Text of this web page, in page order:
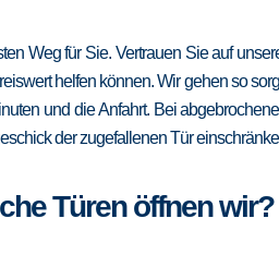
Weg für Sie. Vertrauen Sie auf
helfen können. Wir gehen so
und die Anfahrt. Bei
der zugefallenen Tür
Türen öffnen wir?